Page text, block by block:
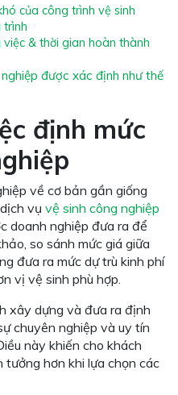
của công trình vệ sinh
trình
việc & thời gian hoàn thành
được xác định như thế
định mức
về cơ bản gần giống
vụ vệ sinh công nghiệp
doanh nghiệp đưa ra để
so sánh mức giá giữa
đưa ra mức dự trù kinh phí
vị vệ sinh phù hợp.
xây dựng và đưa ra định
chuyên nghiệp và uy tín
này khiến cho khách
hơn khi lựa chọn các